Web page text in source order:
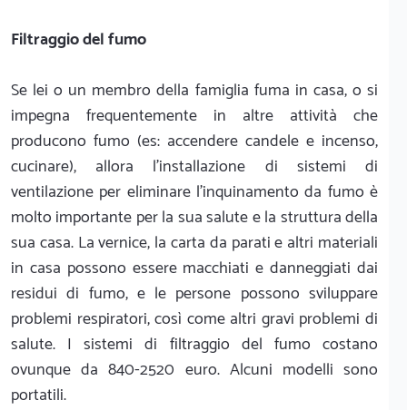
Filtraggio del fumo
Se lei o un membro della famiglia fuma in casa, o si
impegna frequentemente in altre attività che
producono fumo (es: accendere candele e incenso,
cucinare), allora l'installazione di sistemi di
ventilazione per eliminare l'inquinamento da fumo è
molto importante per la sua salute e la struttura della
sua casa. La vernice, la carta da parati e altri materiali
in casa possono essere macchiati e danneggiati dai
residui di fumo, e le persone possono sviluppare
problemi respiratori, così come altri gravi problemi di
salute. I sistemi di filtraggio del fumo costano
ovunque da 840-2520 euro. Alcuni modelli sono
portatili.